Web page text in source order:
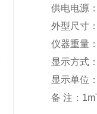
供电电源
外型尺寸
仪器重量
显示方式
显示单位
备 注：